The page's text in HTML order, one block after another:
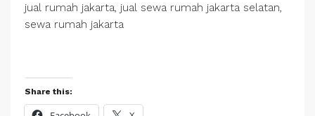
jual rumah jakarta, jual sewa rumah jakarta selatan,
sewa rumah jakarta
Share this: